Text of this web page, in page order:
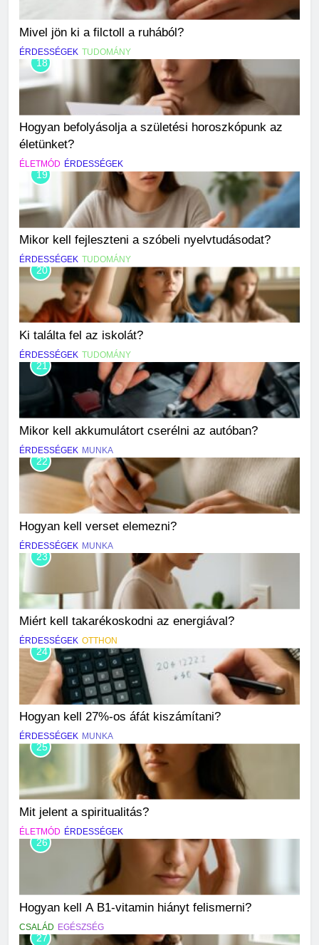
Mivel jön ki a filctoll a ruhából?
ÉRDESSÉGEK TUDOMÁNY
18
Hogyan befolyásolja a születési horoszkópunk az
életünket?
ÉLETMÓD ÉRDESSÉGEK
19
Mikor kell fejleszteni a szóbeli nyelvtudásodat?
ÉRDESSÉGEK TUDOMÁNY
20
Ki találta fel az iskolát?
ÉRDESSÉGEK TUDOMÁNY
21
Mikor kell akkumulátort cserélni az autóban?
ÉRDESSÉGEK MUNKA
22
Hogyan kell verset elemezni?
ÉRDESSÉGEK MUNKA
23
Miért kell takarékoskodni az energiával?
ÉRDESSÉGEK OTTHON
24
Hogyan kell 27%-os áfát kiszámítani?
ÉRDESSÉGEK MUNKA
25
Mit jelent a spiritualitás?
ÉLETMÓD ÉRDESSÉGEK
26
Hogyan kell A B1-vitamin hiányt felismerni?
CSALÁD EGÉSZSÉG
27